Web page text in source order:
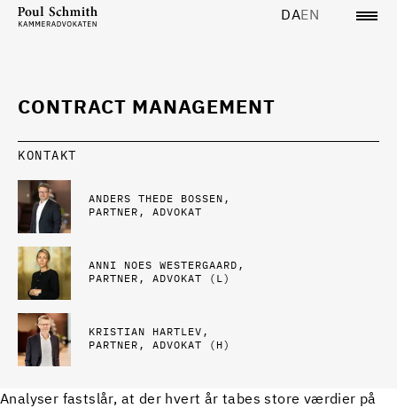
DAEN
CONTRACT MANAGEMENT
KONTAKT
ANDERS THEDE BOSSEN
PARTNER, ADVOKAT
ANNI NOES WESTERGAARD
PARTNER, ADVOKAT (L)
KRISTIAN HARTLEV
PARTNER, ADVOKAT (H)
Analyser fastslår, at der hvert år tabes store værdier på